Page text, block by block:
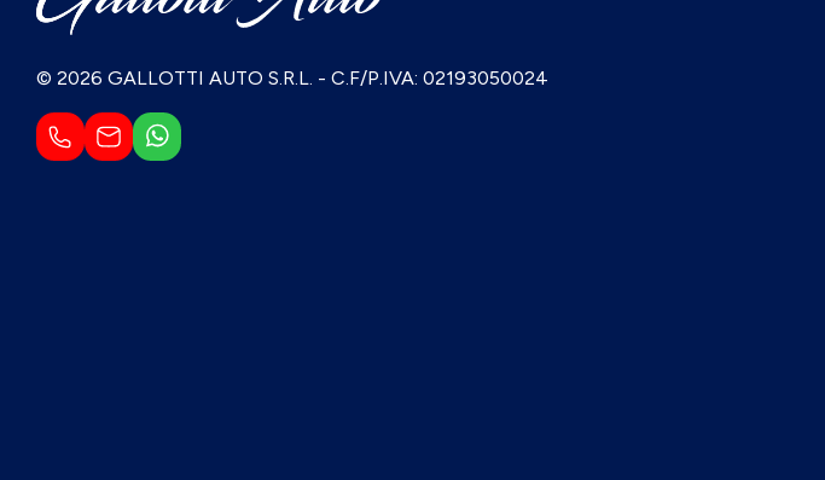
© 2026 GALLOTTI AUTO S.R.L. - C.F/P.IVA: 02193050024